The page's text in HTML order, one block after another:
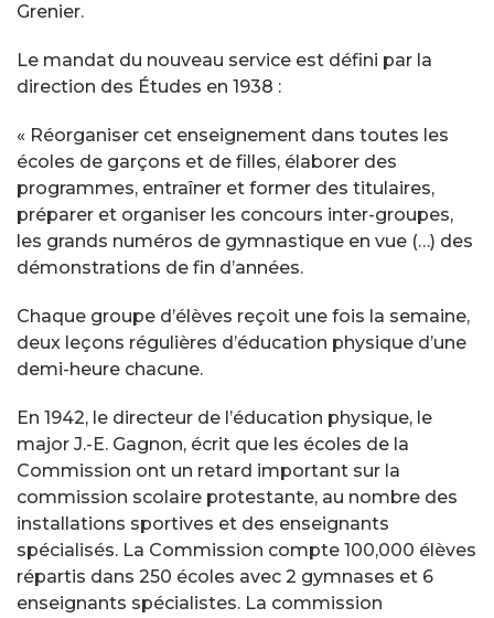
Grenier.
Le mandat du nouveau service est défini par la
direction des Études en 1938 :
« Réorganiser cet enseignement dans toutes les
écoles de garçons et de filles, élaborer des
programmes, entraîner et former des titulaires,
préparer et organiser les concours inter-groupes,
les grands numéros de gymnastique en vue (…) des
démonstrations de fin d’années.
Chaque groupe d’élèves reçoit une fois la semaine,
deux leçons régulières d’éducation physique d’une
demi-heure chacune.
En 1942, le directeur de l’éducation physique, le
major J.-E. Gagnon, écrit que les écoles de la
Commission ont un retard important sur la
commission scolaire protestante, au nombre des
installations sportives et des enseignants
spécialisés. La Commission compte 100,000 élèves
répartis dans 250 écoles avec 2 gymnases et 6
enseignants spécialistes. La commission